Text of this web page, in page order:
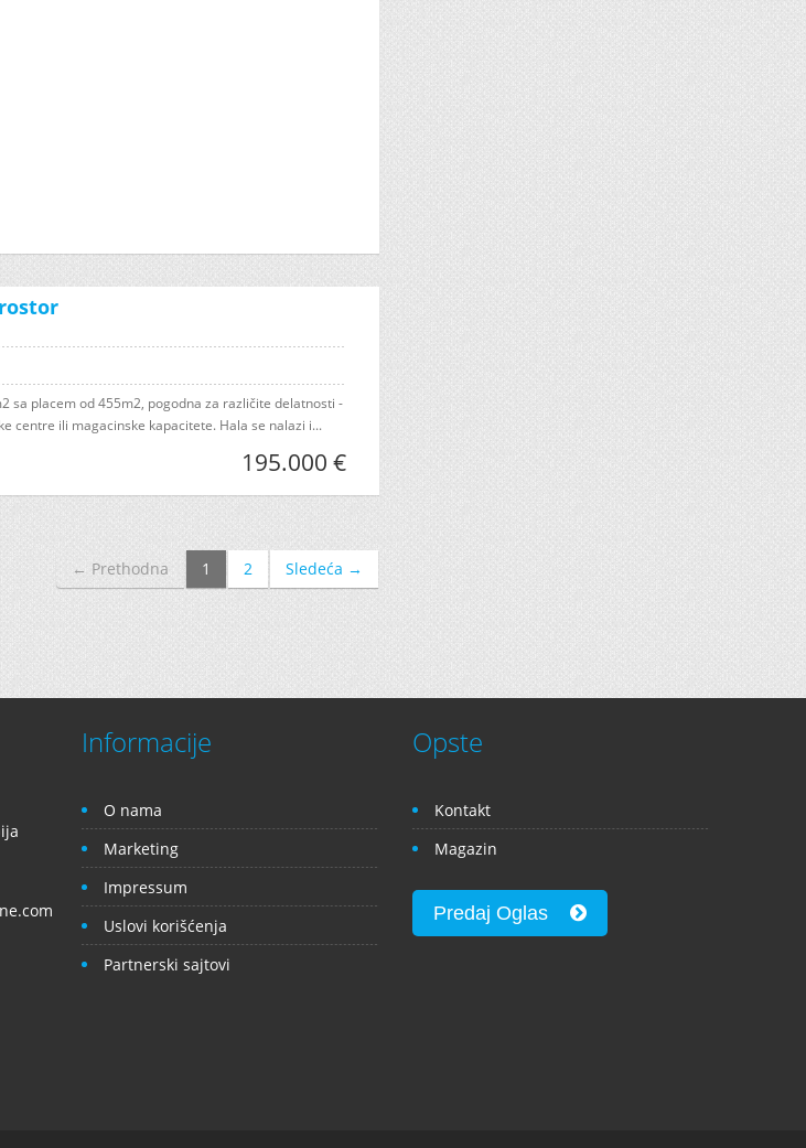
sa placem od 455m2, pogodna za različite delatnosti -
centre ili magacinske kapacitete. Hala se nalazi i...
195.000 €
← Prethodna 1 2 Sledeća →
Informacije
O nama
Marketing
Impressum
Uslovi korišćenja
Partnerski sajtovi
Opste
Kontakt
Magazin
Predaj Oglas